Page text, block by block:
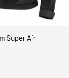
Super Air